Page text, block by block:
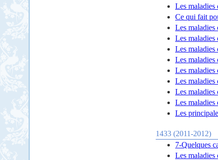
Les
Ce qui fait
Les
Les
Les
Les
Les maladies
Les maladies
Les maladies
Les maladies
Les
1433 (2011-2012)
7-Quelques
Les